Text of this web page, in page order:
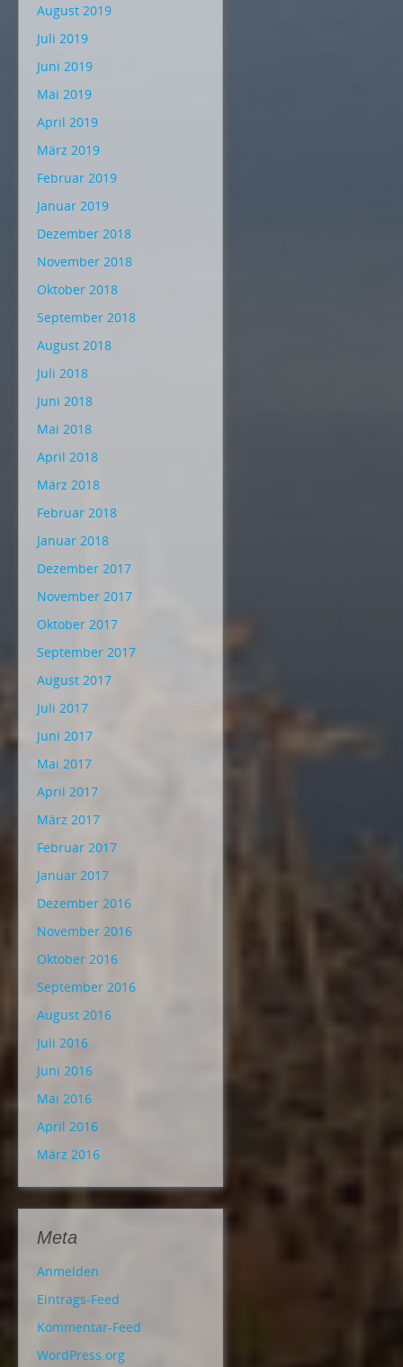
August 2019
Juli 2019
Juni 2019
Mai 2019
April 2019
März 2019
Februar 2019
Januar 2019
Dezember 2018
November 2018
Oktober 2018
September 2018
August 2018
Juli 2018
Juni 2018
Mai 2018
April 2018
März 2018
Februar 2018
Januar 2018
Dezember 2017
November 2017
Oktober 2017
September 2017
August 2017
Juli 2017
Juni 2017
Mai 2017
April 2017
März 2017
Februar 2017
Januar 2017
Dezember 2016
November 2016
Oktober 2016
September 2016
August 2016
Juli 2016
Juni 2016
Mai 2016
April 2016
März 2016
Meta
Anmelden
Eintrags-Feed
Kommentar-Feed
WordPress.org